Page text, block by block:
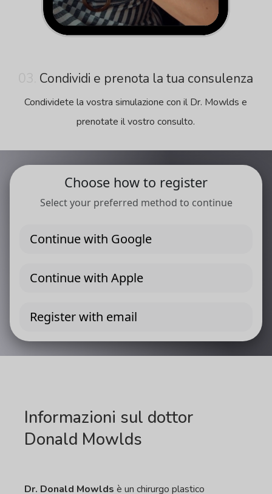
Condividi e prenota la tua consulenza
Condividete la vostra simulazione con il Dr. Mowlds e
prenotate il vostro consulto.
Informazioni sul dottor
Donald Mowlds
Dr. Donald Mowlds è un chirurgo plastico